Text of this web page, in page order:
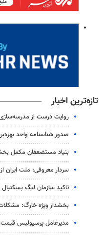
تازه‌ترین اخبار
روایت درست از
صدور شناسنامه واحد
بنیاد مستضعفان مکمل
سردار معروفی: ملت ایران
تاکید سازمان لیگ
بخشدار ویژه خارگ:
مدیرعامل پرسپولیس قیمت